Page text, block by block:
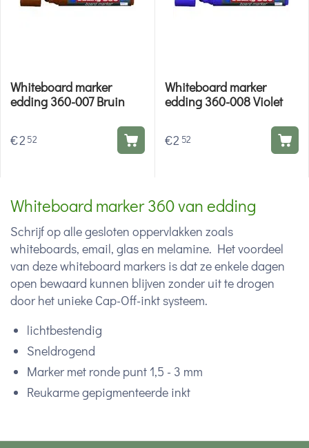
Whiteboard marker 360 van edding
Schrijf op alle gesloten oppervlakken zoals
whiteboards, email, glas en melamine. Het voordeel
van deze whiteboard markers is dat ze enkele dagen
open bewaard kunnen blijven zonder uit te drogen
door het unieke Cap-Off-inkt systeem.
lichtbestendig
Sneldrogend
Marker met ronde punt 1,5 - 3 mm
Reukarme gepigmenteerde inkt
Whiteboard marker
edding 360-007 Bruin
€2 52
Whiteboard marker
edding 360-008 Violet
€2 52